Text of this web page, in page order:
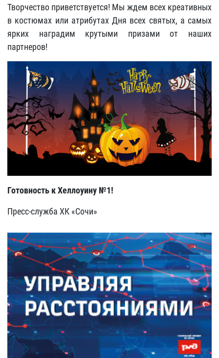
Творчество приветствуется! Мы ждем всех креативных
в костюмах или атрибутах Дня всех святых, а самых
ярких наградим крутыми призами от наших
партнеров!
Готовность к Хеллоуину №1!
Пресс-служба ХК «Сочи»